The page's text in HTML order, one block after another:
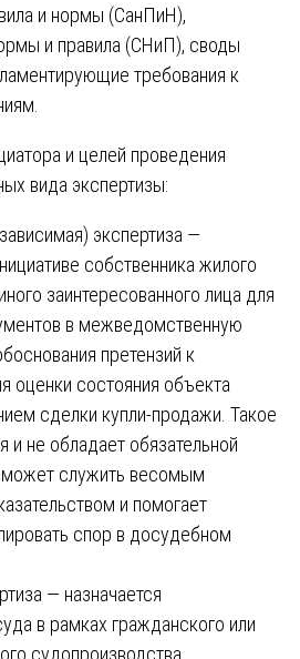
и нормы (СанПиН),
и правила (СНиП), своды
требования к
и целей проведения
вида экспертизы:
экспертиза —
собственника жилого
заинтересованного лица для
в межведомственную
претензий к
оценки состояния объекта
сделки купли-продажи. Такое
и не обладает обязательной
может служить весомым
и помогает
спор в досудебном
— назначается
в рамках гражданского или
судопроизводства.